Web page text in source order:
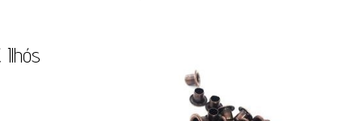
Ilhós